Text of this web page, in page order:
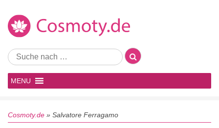
MENU
Cosmoty.de » Salvatore Ferragamo